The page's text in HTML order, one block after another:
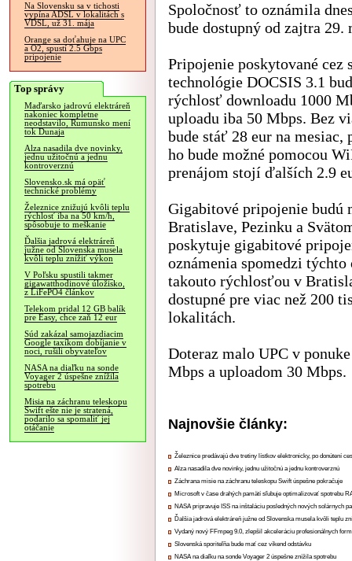
Na Slovensku sa v tichosti
vypína ADSL v lokalitách s
VDSL, už 31. mája
Orange sa doťahuje na UPC
a O2, spustí 2.5 Gbps
pripojenie
Top správy
Maďarsko jadrovú elektráreň
nakoniec kompletne
neodstavilo, Rumunsko mení
tok Dunaja
Alza nasadila dve novinky,
jednu užitočnú a jednu
kontroverznú
Slovensko.sk má opäť
technické problémy
Železnice znižujú kvôli teplu
rýchlosť iba na 50 km/h,
spôsobuje to meškanie
Ďalšia jadrová elektráreň
južne od Slovenska musela
kvôli teplu znížiť výkon
V Poľsku spustili takmer
gigawatthodinové úložisko,
z LiFePO4 článkov
Telekom pridal 12 GB balík
pre Easy, chce zaň 12 eur
Súd zakázal samojazdiacim
Google taxíkom dobíjanie v
noci, rušili obyvateľov
NASA na diaľku na sonde
Voyager 2 úspešne znížila
spotrebu
Misia na záchranu teleskopu
Swift ešte nie je stratená,
podarilo sa spomaliť jej
otáčanie
Spoločnosť to oznámila
bude dostupný od zajtra 29.
Pripojenie poskytované cez
technológie DOCSIS 3.1
rýchlosť downloadu 1000
uploadu iba 50 Mbps. Bez
bude stáť 28 eur na
ho bude možné pomocou
prenájom stojí ďalších 2.9
Gigabitové pripojenie
Bratislave, Pezinku a
poskytuje gigabitové
oznámenia spomedzi
takouto rýchlosťou v
dostupné pre viac než 200
lokalitách.
Doteraz malo UPC v
Mbps a uploadom 30 Mbps.
Najnovšie články:
Železnice predávajú dve tretiny lístkov elektronicky, po donútení
Alza nasadila dve novinky, jednu užitočnú a jednu kontroverznú
Záchrana misie na záchranu teleskopu Swift úspešne pokračuje
Microsoft v čase drahých pamätí sľubuje optimalizovať spotrebu
NASA pripravuje ISS na inštaláciu posledných nových solárnych
Ďalšia jadrová elektráreň južne od Slovenska musela kvôli teplu
Vydaný nový FFmpeg 9.0, zlepšil akceleráciu profesionálnych
Slovenská sporiteľňa bude mať cez víkend odstávku
NASA na diaľku na sonde Voyager 2 úspešne znížila spotrebu